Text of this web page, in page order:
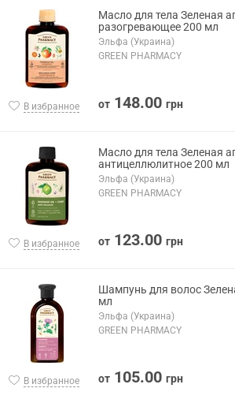
В избранное
Масло для тела Зеленая
разогревающее 200 мл
Эльфа (Украина)
GREEN PHARMACY
от 148.00 грн
В избранное
Масло для тела Зеленая
антицеллюлитное 200 мл
Эльфа (Украина)
GREEN PHARMACY
от 123.00 грн
В избранное
Шампунь для волос
мл
Эльфа (Украина)
GREEN PHARMACY
от 105.00 грн